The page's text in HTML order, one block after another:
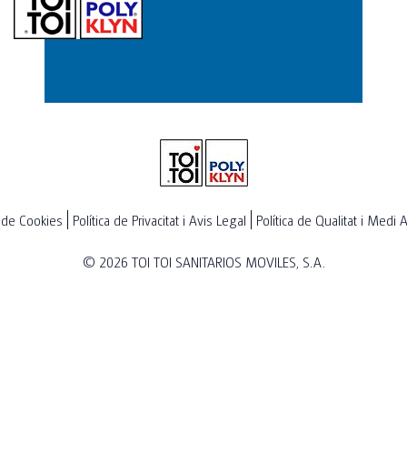
© 2026 TOI TOI SANITARIOS MOVILES, S.A.
Cookies Política de Privacitat i Avis Legal Política de Qualitat i Medi